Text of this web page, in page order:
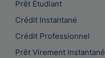
Prêt Étudiant
Crédit Instantané
Crédit Professionnel
Prêt Virement Instantané